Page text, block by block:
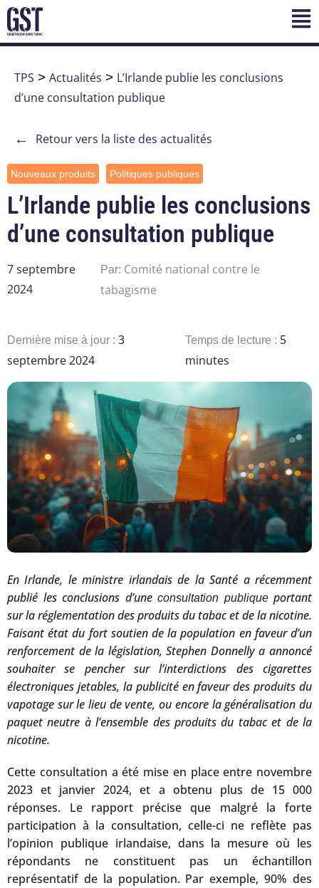
TPS > Actualités > L’Irlande publie les conclusions
d’une consultation publique
← Retour vers la liste des actualités
Nouveaux produits Politiques publiques
L’Irlande publie les conclusions
d’une consultation publique
7 septembre
2024
Par: Comité national contre le
tabagisme
Dernière mise à jour : 3
septembre 2024
Temps de lecture : 5
minutes
En Irlande, le ministre irlandais de la Santé a récemment
publié les conclusions d’une consultation publiqueportant
sur la réglementation des produits du tabac et de la nicotine.
Faisant état du fort soutien de la population en faveur d’un
renforcement de la législation, Stephen Donnelly a annoncé
souhaiter se pencher sur l’interdictions des cigarettes
électroniques jetables, la publicité en faveur des produits du
vapotage sur le lieu de vente, ou encore la généralisation du
paquet neutre à l’ensemble des produits du tabac et de la
nicotine.
Cette consultation a été mise en place entre novembre
2023 et janvier 2024, et a obtenu plus de 15 000
réponses. Le rapport précise que malgré la forte
participation à la consultation, celle-ci ne reflète pas
l’opinion publique irlandaise, dans la mesure où les
répondants ne constituent pas un échantillon
représentatif de la population. Par exemple, 90% des